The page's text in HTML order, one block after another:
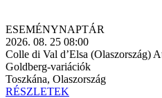
ESEMÉNY­NAPTÁR
2026. 08. 25 08:00
Colle di Val d’Elsa (Olaszország)
Goldberg-variációk
Toszkána, Olaszország
RÉSZLETEK